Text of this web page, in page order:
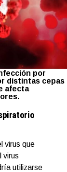
por
distintas cepas
afecta
virus que
virus
utilizarse